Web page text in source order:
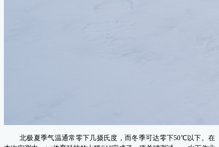
北极夏季气温通常零下几摄氏度，而冬季可达零下50℃以下。在